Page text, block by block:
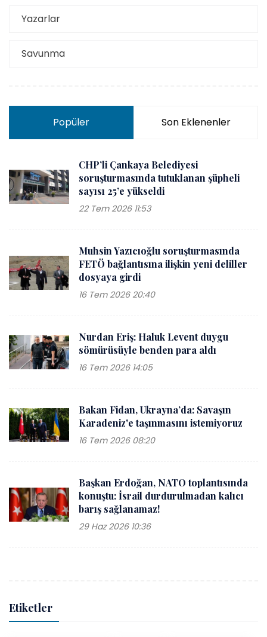
Yazarlar
Savunma
Popüler Son Eklenenler
CHP’li Çankaya Belediyesi
soruşturmasında tutuklanan şüpheli
sayısı 25’e yükseldi
22 Tem 2026 11:53
Muhsin Yazıcıoğlu soruşturmasında
FETÖ bağlantısına ilişkin yeni deliller
dosyaya girdi
16 Tem 2026 20:40
Nurdan Eriş: Haluk Levent duygu
sömürüsüyle benden para aldı
16 Tem 2026 14:05
Bakan Fidan, Ukrayna’da: Savaşın
Karadeniz'e taşınmasını istemiyoruz
16 Tem 2026 08:20
Başkan Erdoğan, NATO toplantısında
konuştu: İsrail durdurulmadan kalıcı
barış sağlanamaz!
29 Haz 2026 10:36
Etiketler